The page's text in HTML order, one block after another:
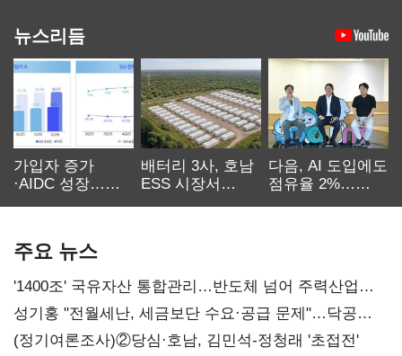
뉴스리듬
가입자 증가
·AIDC 성장…
배터리 3사, 호남
ESS 시장서
다음, AI 도입에도
점유율 2%…
주요 뉴스
'1400조' 국유자산 통합관리…반도체 넘어 주력산업
구조혁신
성기홍 "전월세난, 세금보단 수요·공급 문제"…닥공
시사
(정기여론조사)②당심·호남, 김민석-정청래 '초접전'